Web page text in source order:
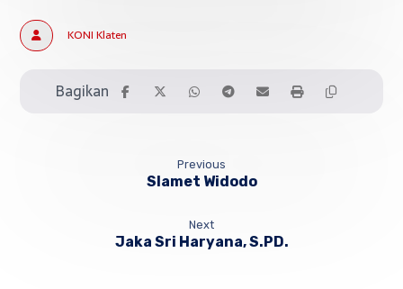
KONI Klaten
Previous
Slamet Widodo
Next
Jaka Sri Haryana, S.PD.